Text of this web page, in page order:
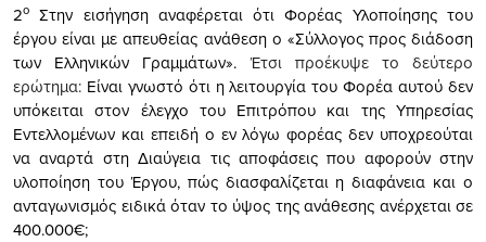
2ο Στην εισήγηση αναφέρεται ότι Φορέας Υλοποίησης του
έργου είναι με απευθείας ανάθεση ο «Σύλλογος προς διάδοση
των Ελληνικών Γραµµάτων». Έτσι προέκυψε το δεύτερο
ερώτημα: Είναι γνωστό ότι η λειτουργία του Φορέα αυτού δεν
υπόκειται στον έλεγχο του Επιτρόπου και της Υπηρεσίας
Εντελλομένων και επειδή ο εν λόγω φορέας δεν υποχρεούται
να αναρτά στη Διαύγεια τις αποφάσεις που αφορούν στην
υλοποίηση του Έργου, πώς διασφαλίζεται η διαφάνεια και ο
ανταγωνισμός ειδικά όταν το ύψος της ανάθεσης ανέρχεται σε
400.000€;